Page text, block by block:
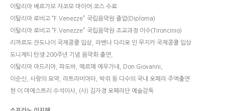
이탈리아 베르가모 쟈코모 마이어 코스 수료
이탈리아 로비고 “F.Venezze” 국립음악원 졸업(Diploma)
이탈리아 로비고 “F.Venezze” 국립음악원 조교과정 이수(Tironcinio)
리까르도 쟌도나이 국제콩쿨 입상, 라벤나 다리오 인 무지카 국제콩쿨 입상
도니제티 탄생 200주년 기념 음악회 출연,
이탈리아 아드리아, 파도바, 떼르메 에우가네, Don Giovanni,
이순신, 사랑의 묘약, 라트라비아타, 박쥐 등 다수의 국내 오페라 주역출연
현 이 마에스트리 수석이사, (사) 김자경 오페라단 예술감독